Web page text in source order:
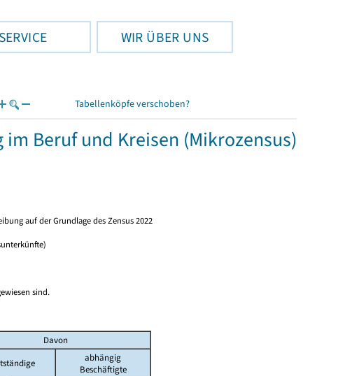
SERVICE WIR ÜBER UNS
Tabellenköpfe verschoben?
Beruf und Kreisen (Mikrozensus)
auf der Grundlage des Zensus 2022
sind.
Davon
abhängig
Beschäftigte